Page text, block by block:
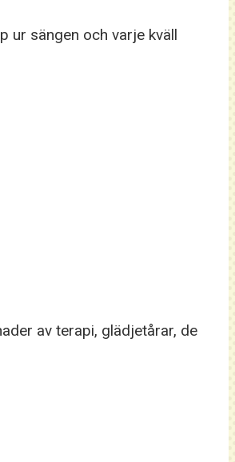
ur sängen och varje kväll
av terapi, glädjetårar, de